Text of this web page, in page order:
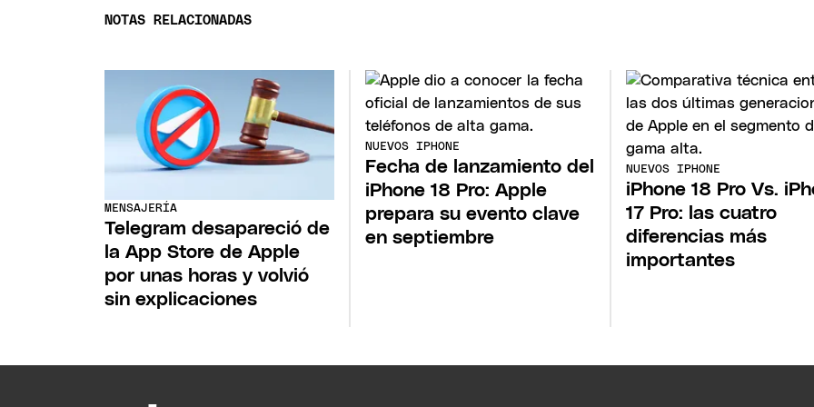
NOTAS RELACIONADAS
MENSAJERÍA
Telegram desapareció de
la App Store de Apple
por unas horas y volvió
sin explicaciones
NUEVOS IPHONE
Fecha de lanzamiento del
iPhone 18 Pro: Apple
prepara su evento clave
en septiembre
NUEVOS IPHONE
iPhone 18 Pro Vs.
17 Pro: las cuatro
diferencias más
importantes